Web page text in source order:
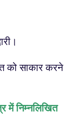
को साकार करने
में निम्नलिखित